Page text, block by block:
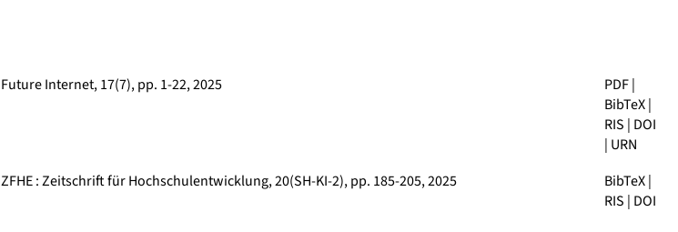
Future Internet, 17(7), pp. 1-22, 2025 PDF|
BibTeX|
RIS | DOI
| URN
ZFHE : Zeitschrift für Hochschulentwicklung, 20(SH-KI-2), pp. 185-205, 2025 BibTeX|
RIS | DOI